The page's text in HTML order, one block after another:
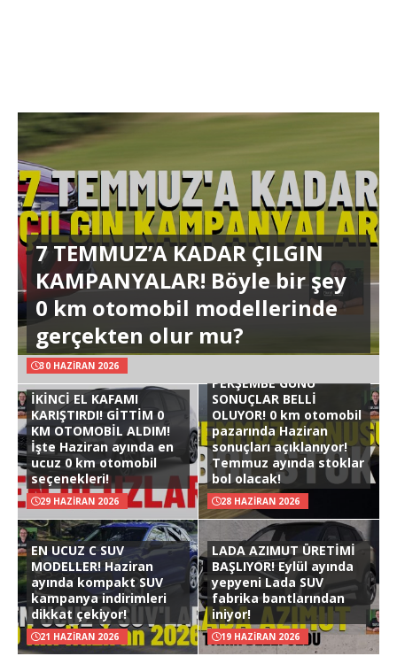
7 TEMMUZ’A KADAR ÇILGIN
KAMPANYALAR! Böyle bir şey
0 km otomobil modellerinde
gerçekten olur mu?
30 HAZIRAN 2026
İKİNCİ EL KAFAMI
KARIŞTIRDI! GİTTİM 0
KM OTOMOBİL ALDIM!
İşte Haziran ayında en
ucuz 0 km otomobil
seçenekleri!
29 HAZIRAN 2026
PERŞEMBE GÜNÜ
SONUÇLAR BELLİ
OLUYOR! 0 km otomobil
pazarında Haziran
sonuçları açıklanıyor!
Temmuz ayında stoklar
bol olacak!
28 HAZIRAN 2026
EN UCUZ C SUV
MODELLER! Haziran
ayında kompakt SUV
kampanya indirimleri
dikkat çekiyor!
21 HAZIRAN 2026
LADA AZIMUT ÜRETİMİ
BAŞLIYOR! Eylül ayında
yepyeni Lada SUV
fabrika bantlarından
iniyor!
19 HAZIRAN 2026